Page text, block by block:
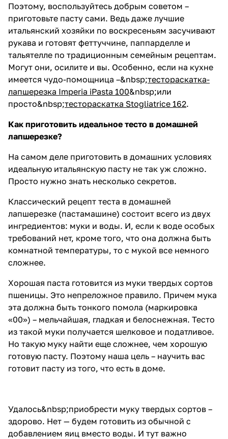
Поэтому, воспользуйтесь добрым советом –
приготовьте пасту сами. Ведь даже лучшие
итальянский хозяйки по воскресеньям засучивают
рукава и готовят феттуччине, паппарделле и
тальятелле по традиционным семейным рецептам.
Могут они, осилите и вы. Особенно, если на кухне
имеется чудо-помощница –&nbsp;тестораскатка-
лапшерезка Imperia iPasta 100&nbsp;или
просто&nbsp;тестораскатка Stogliatrice 162.
Как приготовить идеальное тесто в домашней
лапшерезке?
На самом деле приготовить в домашних условиях
идеальную итальянскую пасту не так уж сложно.
Просто нужно знать несколько секретов.
Классический рецепт теста в домашней
лапшерезке (пастамашине) состоит всего из двух
ингредиентов: муки и воды. И, если к воде особых
требований нет, кроме того, что она должна быть
комнатной температуры, то с мукой все немного
сложнее.
Хорошая паста готовится из муки твердых сортов
пшеницы. Это непреложное правило. Причем мука
эта должна быть тонкого помола (маркировка
«00») – мельчайшая, гладкая и белоснежная. Тесто
из такой муки получается шелковое и податливое.
Но такую муку найти еще сложнее, чем хорошую
готовую пасту. Поэтому наша цель – научить вас
готовит пасту из того, что есть в доме.
Удалось&nbsp;приобрести муку твердых сортов –
здорово. Нет — будем готовить из обычной с
добавлением яиц вместо воды. И тут важно